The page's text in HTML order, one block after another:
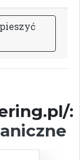
ieszyć
: